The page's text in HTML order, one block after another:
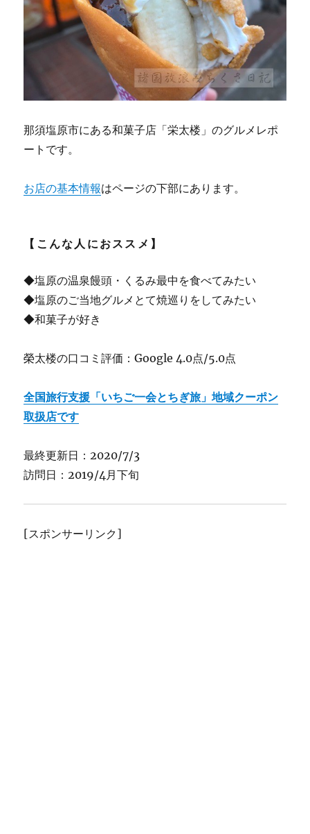
那須塩原市にある和菓子店「栄太楼」のグルメレポ
ートです。
お店の基本情報はページの下部にあります。
【こんな人におススメ】
◆塩原の温泉饅頭・くるみ最中を食べてみたい
◆塩原のご当地グルメとて焼巡りをしてみたい
◆和菓子が好き
榮太楼の口コミ評価：Google 4.0点/5.0点
全国旅行支援「いちご一会とちぎ旅」地域クーポン
取扱店です
最終更新日：2020/7/3
訪問日：2019/4月下旬
[スポンサーリンク]